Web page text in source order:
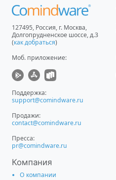
127495, Россия, г. Москва,
Долгопрудненское шоссе, д.3
(как добраться)
Моб. приложение:
Поддержка:
support@comindware.ru
Продажи:
contact@comindware.ru
Пресса:
pr@comindware.ru
Компания
О компании